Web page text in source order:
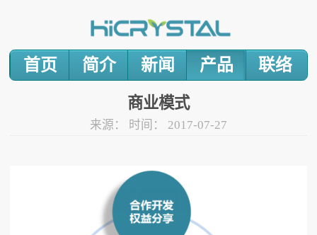
首页 简介 新闻 产品 联络
商业模式
来源： 时间： 2017-07-27